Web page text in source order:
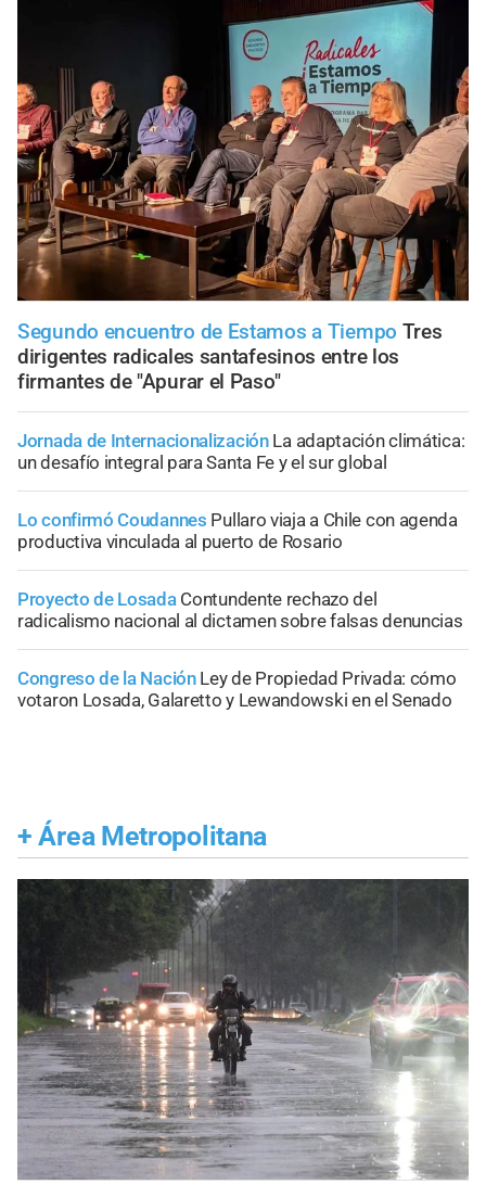
Segundo encuentro de Estamos a Tiempo Tres
dirigentes radicales santafesinos entre los
firmantes de "Apurar el Paso"
Jornada de Internacionalización La adaptación climática:
un desafío integral para Santa Fe y el sur global
Lo confirmó Coudannes Pullaro viaja a Chile con agenda
productiva vinculada al puerto de Rosario
Proyecto de Losada Contundente rechazo del
radicalismo nacional al dictamen sobre falsas denuncias
Congreso de la Nación Ley de Propiedad Privada: cómo
votaron Losada, Galaretto y Lewandowski en el Senado
+ Área Metropolitana